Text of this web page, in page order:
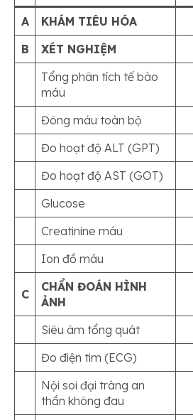
A KHÁM TIÊU HÓA
B
XÉT NGHIỆM
Tổng phân tích tế bào
máu
Đông máu toàn bộ
Đo hoạt độ ALT (GPT)
Đo hoạt độ AST (GOT)
Glucose
Creatinine máu
Ion đồ máu
C
CHẨN ĐOÁN HÌNH
ẢNH
Siêu âm tổng quát
Đo điện tim (ECG)
Nội soi đại tràng an
thần không đau